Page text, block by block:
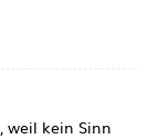
weil kein Sinn